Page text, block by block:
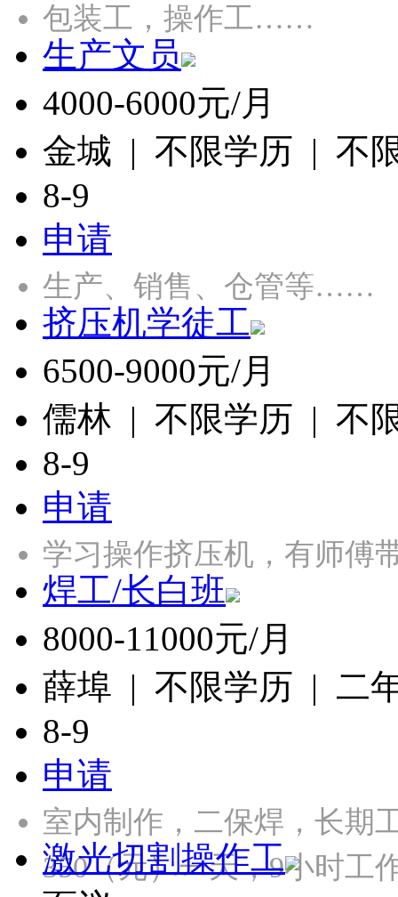
包装工，操作工……
生产文员
4000-6000元/月
金城 | 不限学历 | 不
8-9
申请
生产、销售、仓管等……
挤压机学徒工
6500-9000元/月
儒林 | 不限学历 | 不
8-9
申请
学习操作挤压机，有师
焊工/长白班
8000-11000元/月
薛埠 | 不限学历 | 二
8-9
申请
室内制作，二保焊，长期
350（元）一天，9小时
激光切割操作工